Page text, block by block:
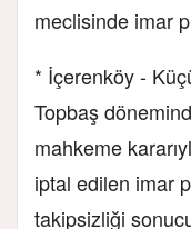
meclisinde imar
* İçerenköy -
Topbaş
mahkeme
iptal edilen imar
takipsizliği